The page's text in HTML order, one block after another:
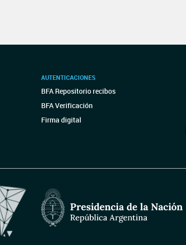
AUTENTICACIONES
BFA Repositorio recibos
BFA Verificación
Firma digital